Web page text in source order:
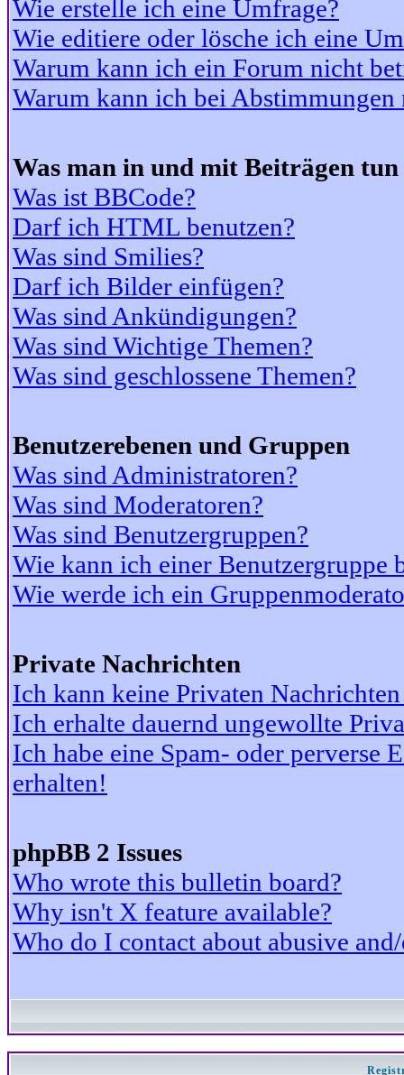
Wie erstelle ich eine Umfrage?
Wie editiere oder lösche ich eine
Warum kann ich ein Forum nicht
Warum kann ich bei
Was man in und mit Beiträgen
Was ist BBCode?
Darf ich HTML benutzen?
Was sind Smilies?
Darf ich Bilder einfügen?
Was sind Ankündigungen?
Was sind Wichtige Themen?
Was sind geschlossene Themen?
Benutzerebenen und Gruppen
Was sind Administratoren?
Was sind Moderatoren?
Was sind Benutzergruppen?
Wie kann ich einer Benutzergruppe
Wie werde ich ein
Private Nachrichten
Ich kann keine Privaten
Ich erhalte dauernd ungewollte
Ich habe eine Spam- oder perverse
erhalten!
phpBB 2 Issues
Who wrote this bulletin board?
Why isn't X feature available?
Who do I contact about abusive